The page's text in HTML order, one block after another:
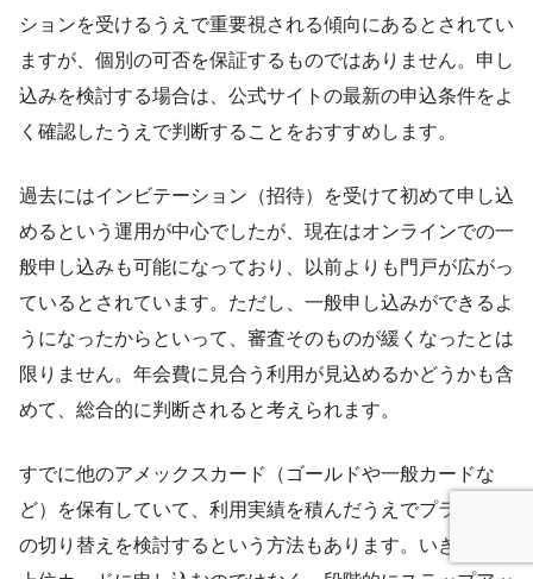
ションを受けるうえで重要視される傾向にあるとされてい
ますが、個別の可否を保証するものではありません。申し
込みを検討する場合は、公式サイトの最新の申込条件をよ
く確認したうえで判断することをおすすめします。
過去にはインビテーション（招待）を受けて初めて申し込
めるという運用が中心でしたが、現在はオンラインでの一
般申し込みも可能になっており、以前よりも門戸が広がっ
ているとされています。ただし、一般申し込みができるよ
うになったからといって、審査そのものが緩くなったとは
限りません。年会費に見合う利用が見込めるかどうかも含
めて、総合的に判断されると考えられます。
すでに他のアメックスカード（ゴールドや一般カードな
ど）を保有していて、利用実績を積んだうえでプラチナへ
の切り替えを検討するという方法もあります。いきなり最